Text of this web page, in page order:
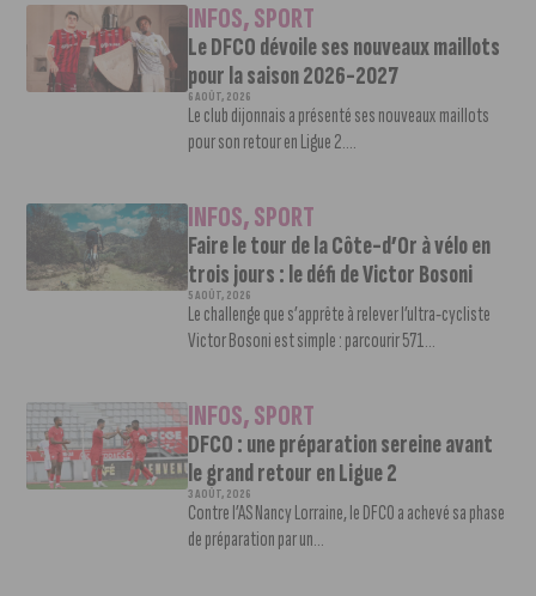
INFOS,SPORT
Le DFCO dévoile ses nouveaux maillots
pour la saison 2026-2027
6 AOÛT, 2026
Le club dijonnais a présenté ses nouveaux maillots
pour son retour en Ligue 2....
INFOS,SPORT
Faire le tour de la Côte-d’Or à vélo en
trois jours : le défi de Victor Bosoni
5 AOÛT, 2026
Le challenge que s’apprête à relever l’ultra-cycliste
Victor Bosoni est simple : parcourir 571...
INFOS,SPORT
DFCO : une préparation sereine avant
le grand retour en Ligue 2
3 AOÛT, 2026
Contre l’AS Nancy Lorraine, le DFCO a achevé sa phase
de préparation par un...